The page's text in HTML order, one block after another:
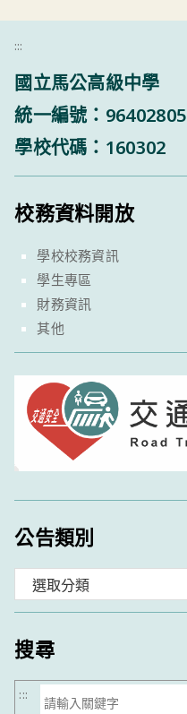
:::
國立馬公高級中學
統一編號：96402805
學校代碼：160302
校務資料開放
學校校務資訊
學生專區
財務資訊
其他
公告類別
類
搜尋
搜
:::